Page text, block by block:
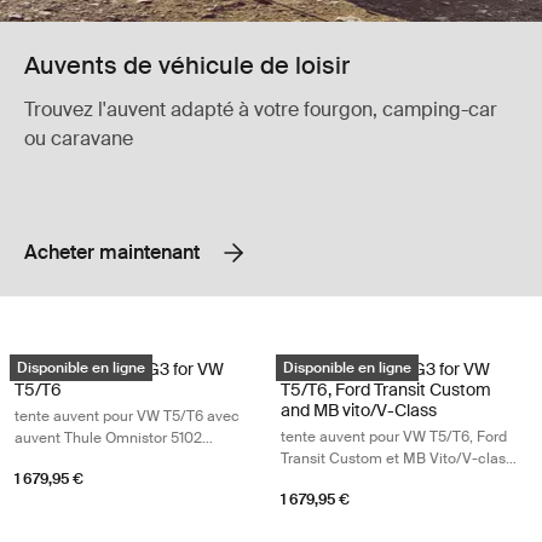
Auvents de véhicule de loisir
Trouvez l'auvent adapté à votre fourgon, camping-car
ou caravane
Acheter maintenant
Thule Residence G3 for VW T5/T6 tente auvent pour VW T5/T6 avec
Disponible en ligne
Thule Residence G3 for VW
T5/T6
tente auvent pour VW T5/T6 avec
auvent Thule Omnistor 5102
1 679,95 €
Thule Residence G3 for VW T5/
Disponible en ligne
Thule Residence G3 for VW
T5/T6, Ford Transit Custom
and MB vito/V-Class
tente auvent pour VW T5/T6, Ford
Transit Custom et MB Vito/V-class
4200/Thule Sidehill noir/gris/blanc
1 679,95 €